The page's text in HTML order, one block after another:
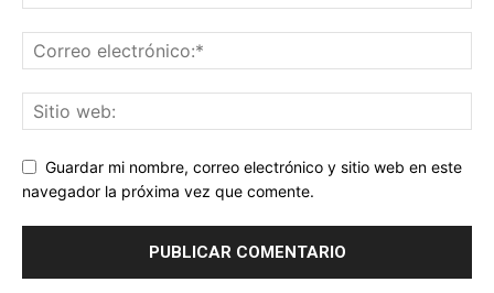
Guardar mi nombre, correo electrónico y sitio web en este
navegador la próxima vez que comente.